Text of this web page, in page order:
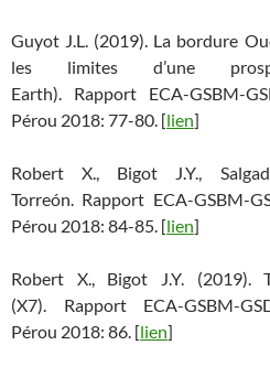
Guyot J.L. (2019). La bordure
les limites d’une
Earth). Rapport ECA-GSBM-
Pérou 2018: 77-80. [lien]
Robert X., Bigot J.Y.,
Torreón. Rapport ECA-GSBM-
Pérou 2018: 84-85. [lien]
Robert X., Bigot J.Y. (2019).
(X7). Rapport ECA-GSBM-
Pérou 2018: 86. [lien]